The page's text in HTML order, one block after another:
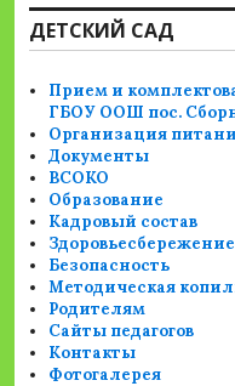
ДЕТСКИЙ САД
Прием и
ГБОУ ООШ пос.
Организация
Документы
ВСОКО
Образование
Кадровый состав
Здоровьесбережение
Безопасность
Методическая
Родителям
Сайты педагогов
Контакты
Фотогалерея